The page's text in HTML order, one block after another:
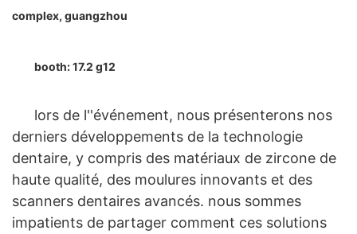
complex, guangzhou
booth: 17.2 g12
lors de l''événement, nous présenterons nos
derniers développements de la technologie
dentaire, y compris des matériaux de zircone de
haute qualité, des moulures innovants et des
scanners dentaires avancés. nous sommes
impatients de partager comment ces solutions